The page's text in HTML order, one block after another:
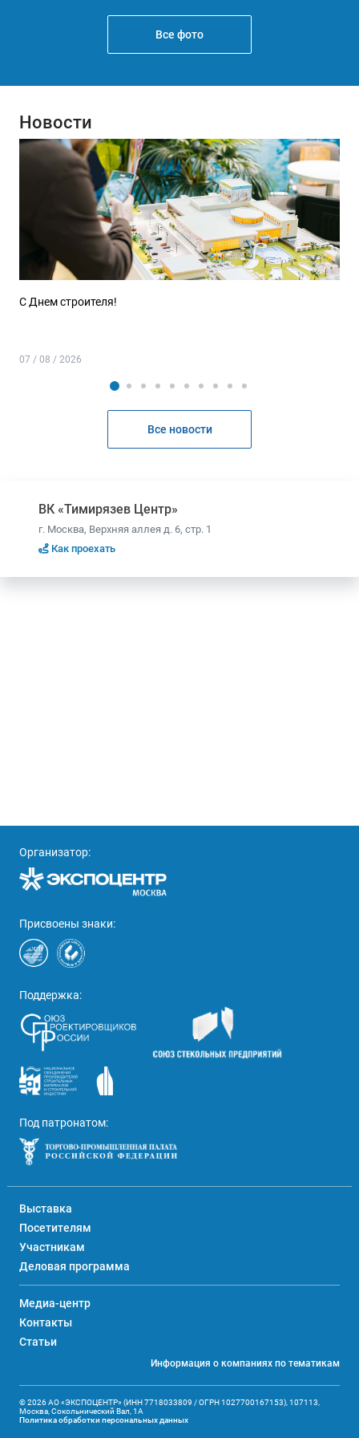
Все фото
Новости
С Днем строителя!
07 / 08 / 2026
Все новости
ВК «Тимирязев Центр»
г. Москва, Верхняя аллея д. 6, стр. 1
Как проехать
Организатор:
Присвоены знаки:
Поддержка:
Под патронатом:
Выставка
Посетителям
Участникам
Деловая программа
Медиа-центр
Контакты
Статьи
Информация о компаниях по тематикам
© 2026 АО «ЭКСПОЦЕНТР» (ИНН 7718033809 / ОГРН 1027700167153), 107113,
Москва, Сокольнический Вал, 1А
Политика обработки персональных данных